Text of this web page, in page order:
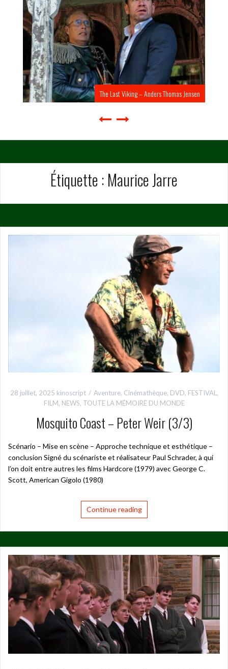
The Last Viking – Anders Thomas Jensen
Étiquette : Maurice Jarre
28 juillet, 2025 kinoscript Aventure, Cinémathèque, DVD, FESTIVAL ,
FILM, NEWS, TOUTE LA MÉMOIRE DU MONDE
Mosquito Coast – Peter Weir (3/3)
Scénario – Mise en scène – Approche technique et esthétique –
conclusion Signé du scénariste et réalisateur Paul Schrader, à qui
l’on doit entre autres les films Hardcore (1979) avec George C.
Scott, American Gigolo (1980)
Continue reading